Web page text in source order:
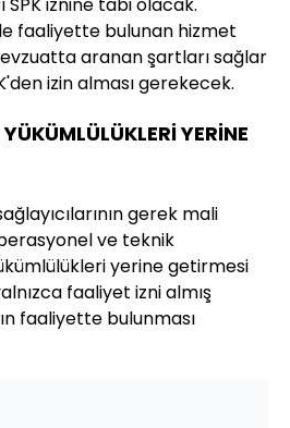
iznine tabi olacak.
faaliyette bulunan hizmet
aranan şartları sağlar
izin alması gerekecek.
YERİNE
gerek mali
ve teknik
yerine getirmesi
faaliyet izni almış
faaliyette bulunması